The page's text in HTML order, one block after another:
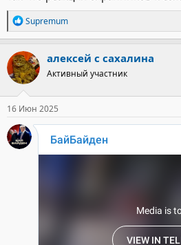
Р
е
а
к
ц
и
и
:
Supremum
алексей с сахалина
Активный участник
16 Июн 2025